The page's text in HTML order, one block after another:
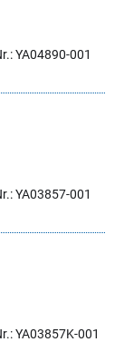
YA04890-001
YA03857-001
YA03857K-001